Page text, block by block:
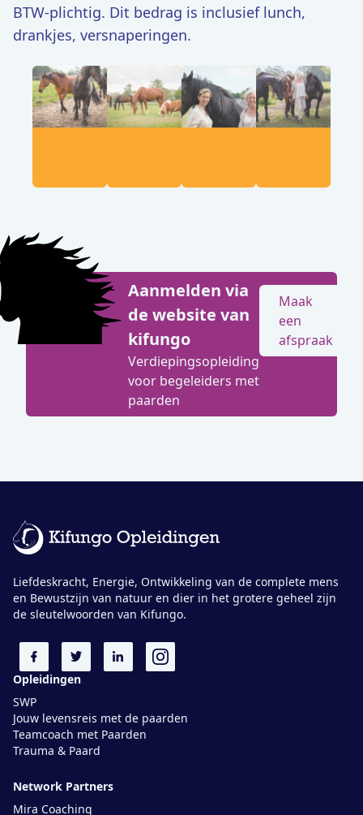
BTW-plichtig. Dit bedrag is inclusief lunch,
drankjes, versnaperingen.
Aanmelden via
de website van
kifungo
Verdiepingsopleiding
voor begeleiders met
paarden
Maak
een
afspraak
Liefdeskracht, Energie, Ontwikkeling van de complete mens
en Bewustzijn van natuur en dier in het grotere geheel zijn
de sleutelwoorden van Kifungo.
Opleidingen
SWP
Jouw levensreis met de paarden
Teamcoach met Paarden
Trauma & Paard
Network Partners
Mira Coaching